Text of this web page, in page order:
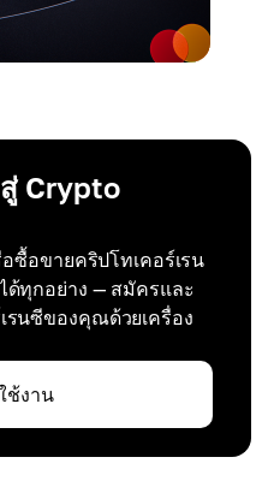
Crypto
ซื้อขายคริปโทเคอร์เรน
ด้ทุกอย่าง — สมัครและ
รนซีของคุณด้วยเครื่อง
ช้งาน